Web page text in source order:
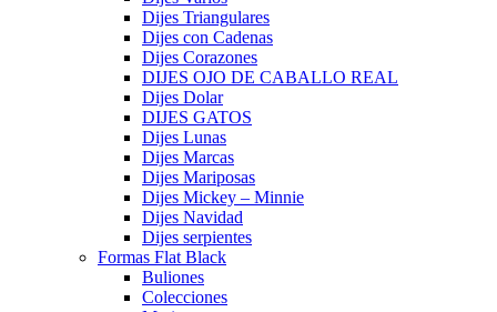
Dijes Triangulares
Dijes con Cadenas
Dijes Corazones
DIJES OJO DE CABALLO REAL
Dijes Dolar
DIJES GATOS
Dijes Lunas
Dijes Marcas
Dijes Mariposas
Dijes Mickey – Minnie
Dijes Navidad
Dijes serpientes
Formas Flat Black
Buliones
Colecciones